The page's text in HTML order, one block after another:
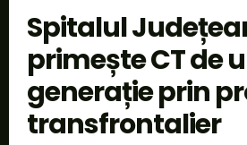
Spitalul
primește CT de
generație prin
transfrontalier